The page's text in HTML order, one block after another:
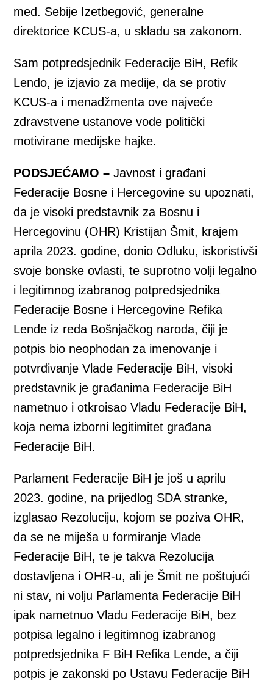
med. Sebije Izetbegović, generalne
direktorice KCUS-a, u skladu sa zakonom.
Sam potpredsjednik Federacije BiH, Refik
Lendo, je izjavio za medije, da se protiv
KCUS-a i menadžmenta ove najveće
zdravstvene ustanove vode politički
motivirane medijske hajke.
PODSJEĆAMO – Javnost i građani
Federacije Bosne i Hercegovine su upoznati,
da je visoki predstavnik za Bosnu i
Hercegovinu (OHR) Kristijan Šmit, krajem
aprila 2023. godine, donio Odluku, iskoristivši
svoje bonske ovlasti, te suprotno volji legalno
i legitimnog izabranog potpredsjednika
Federacije Bosne i Hercegovine Refika
Lende iz reda Bošnjačkog naroda, čiji je
potpis bio neophodan za imenovanje i
potvrđivanje Vlade Federacije BiH, visoki
predstavnik je građanima Federacije BiH
nametnuo i otkroisao Vladu Federacije BiH,
koja nema izborni legitimitet građana
Federacije BiH.
Parlament Federacije BiH je još u aprilu
2023. godine, na prijedlog SDA stranke,
izglasao Rezoluciju, kojom se poziva OHR,
da se ne miješa u formiranje Vlade
Federacije BiH, te je takva Rezolucija
dostavljena i OHR-u, ali je Šmit ne poštujući
ni stav, ni volju Parlamenta Federacije BiH
ipak nametnuo Vladu Federacije BiH, bez
potpisa legalno i legitimnog izabranog
potpredsjednika F BiH Refika Lende, a čiji
potpis je zakonski po Ustavu Federacije BiH